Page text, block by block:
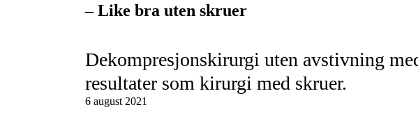
– Like bra uten skruer
Dekompresjonskirurgi uten avstivning
resultater som kirurgi med skruer.
6 august 2021